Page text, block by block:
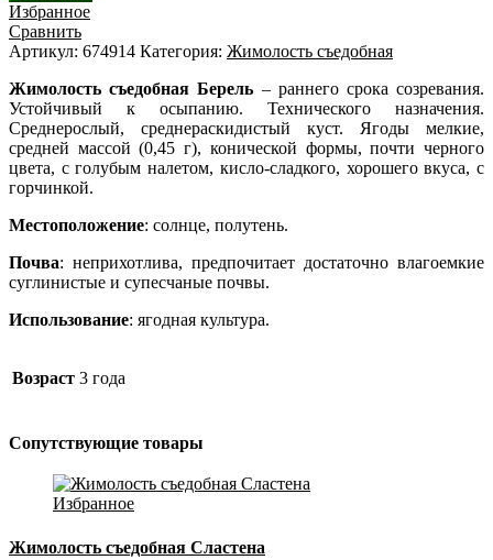
Избранное
Сравнить
Артикул: 674914 Категория: Жимолость съедобная
Жимолость съедобная Берель – раннего срока созревания.
Устойчивый к осыпанию. Технического назначения.
Среднерослый, среднераскидистый куст. Ягоды мелкие,
средней массой (0,45 г), конической формы, почти черного
цвета, с голубым налетом, кисло-сладкого, хорошего вкуса, с
горчинкой.
Местоположение: солнце, полутень.
Почва: неприхотлива, предпочитает достаточно влагоемкие
суглинистые и супесчаные почвы.
Использование: ягодная культура.
Возраст 3 года
Сопутствующие товары
Избранное
Жимолость съедобная Сластена